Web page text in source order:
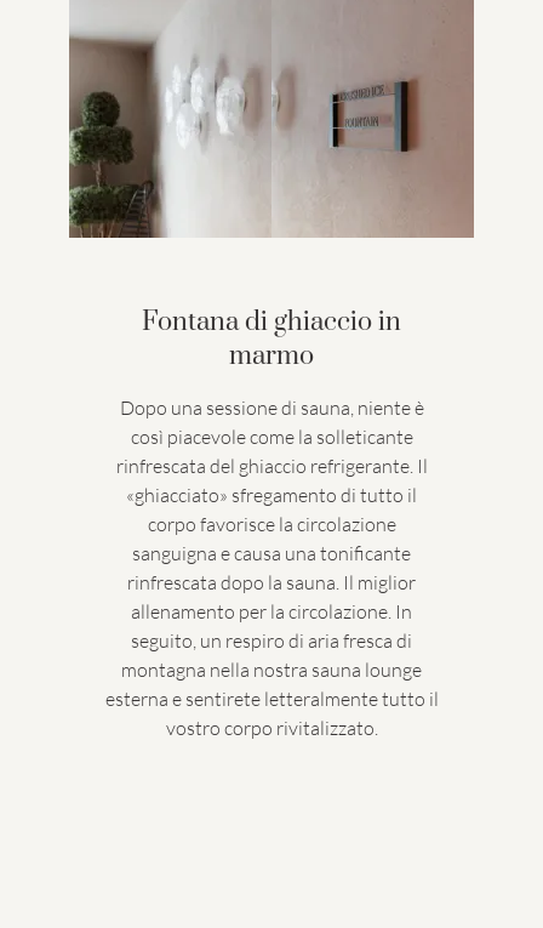
Fontana di ghiaccio in
marmo
Dopo una sessione di sauna, niente è
così piacevole come la solleticante
rinfrescata del ghiaccio refrigerante. Il
«ghiacciato» sfregamento di tutto il
corpo favorisce la circolazione
sanguigna e causa una tonificante
rinfrescata dopo la sauna. Il miglior
allenamento per la circolazione. In
seguito, un respiro di aria fresca di
montagna nella nostra sauna lounge
esterna e sentirete letteralmente tutto il
vostro corpo rivitalizzato.